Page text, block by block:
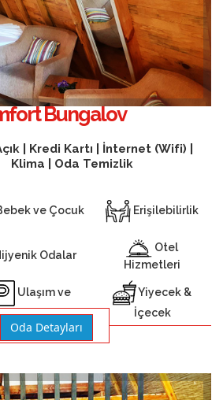
Bungalov
| Kredi Kartı | İnternet (Wifi) |
Klima | Oda Temizlik
ve Çocuk Erişilebilirlik
Odalar
Otel
Hizmetleri
Ulaşım ve
Otopark
Yiyecek &
İçecek
Oda Detayları